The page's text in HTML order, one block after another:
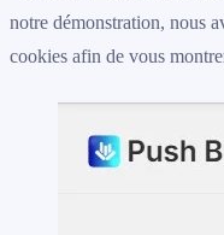
notre démonstration, nous
cookies afin de vous